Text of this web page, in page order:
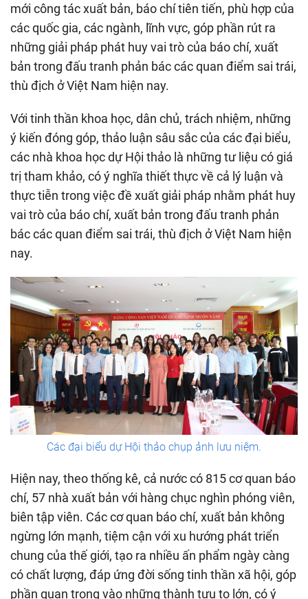
mới công tác xuất bản, báo chí tiên tiến, phù hợp của
các quốc gia, các ngành, lĩnh vực, góp phần rút ra
những giải pháp phát huy vai trò của báo chí, xuất
bản trong đấu tranh phản bác các quan điểm sai trái,
thù địch ở Việt Nam hiện nay.
Với tinh thần khoa học, dân chủ, trách nhiệm, những
ý kiến đóng góp, thảo luận sâu sắc của các đại biểu,
các nhà khoa học dự Hội thảo là những tư liệu có giá
trị tham khảo, có ý nghĩa thiết thực về cả lý luận và
thực tiễn trong việc đề xuất giải pháp nhằm phát huy
vai trò của báo chí, xuất bản trong đấu tranh phản
bác các quan điểm sai trái, thù địch ở Việt Nam hiện
nay.
Các đại biểu dự Hội thảo chụp ảnh lưu niệm.
Hiện nay, theo thống kê, cả nước có 815 cơ quan báo
chí, 57 nhà xuất bản với hàng chục nghìn phóng viên,
biên tập viên. Các cơ quan báo chí, xuất bản không
ngừng lớn mạnh, tiệm cận với xu hướng phát triển
chung của thế giới, tạo ra nhiều ấn phẩm ngày càng
có chất lượng, đáp ứng đời sống tinh thần xã hội, góp
phần quan trọng vào những thành tựu to lớn, có ý